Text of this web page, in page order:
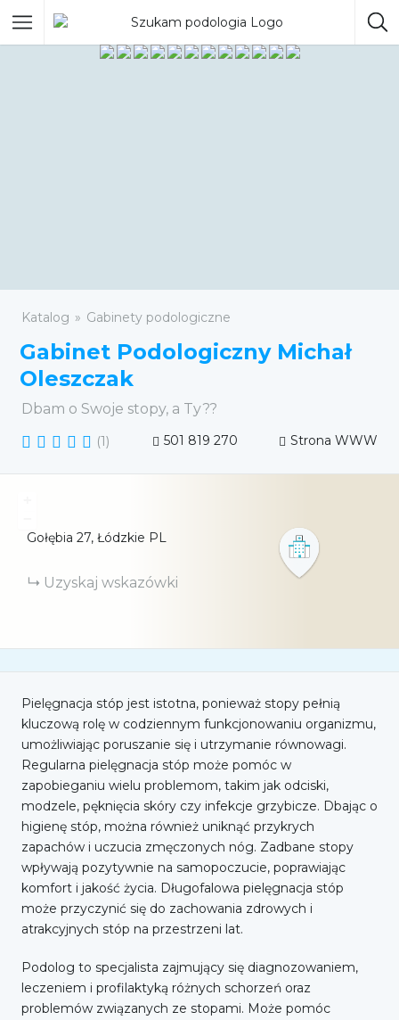
Katalog Gabinety podologiczne
Gabinet Podologiczny Michał
Oleszczak
Dbam o Swoje stopy, a Ty??
(1) 501 819 270 Strona WWW
Gołębia 27 Łódzkie PL
Uzyskaj wskazówki
Pielęgnacja stóp jest istotna, ponieważ stopy pełnią
kluczową rolę w codziennym funkcjonowaniu organizmu,
umożliwiając poruszanie się i utrzymanie równowagi.
Regularna pielęgnacja stóp może pomóc w
zapobieganiu wielu problemom, takim jak odciski,
modzele, pęknięcia skóry czy infekcje grzybicze. Dbając o
higienę stóp, można również uniknąć przykrych
zapachów i uczucia zmęczonych nóg. Zadbane stopy
wpływają pozytywnie na samopoczucie, poprawiając
komfort i jakość życia. Długofalowa pielęgnacja stóp
może przyczynić się do zachowania zdrowych i
atrakcyjnych stóp na przestrzeni lat.
Podolog to specjalista zajmujący się diagnozowaniem,
leczeniem i profilaktyką różnych schorzeń oraz
problemów związanych ze stopami. Może pomóc